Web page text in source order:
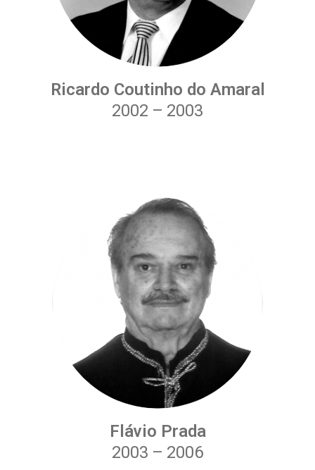
Ricardo Coutinho do Amaral
2002 – 2003
Flávio Prada
2003 – 2006